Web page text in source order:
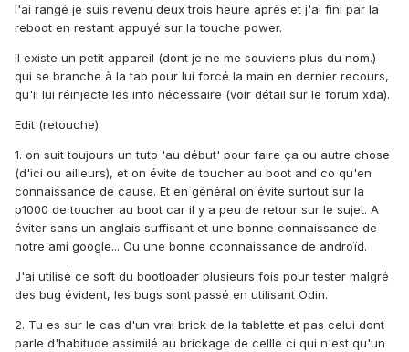
l'ai rangé je suis revenu deux trois heure après et j'ai fini par la
reboot en restant appuyé sur la touche power.
Il existe un petit appareil (dont je ne me souviens plus du nom.)
qui se branche à la tab pour lui forcé la main en dernier recours,
qu'il lui réinjecte les info nécessaire (voir détail sur le forum xda).
Edit (retouche):
1. on suit toujours un tuto 'au début' pour faire ça ou autre chose
(d'ici ou ailleurs), et on évite de toucher au boot and co qu'en
connaissance de cause. Et en général on évite surtout sur la
p1000 de toucher au boot car il y a peu de retour sur le sujet. A
éviter sans un anglais suffisant et une bonne connaissance de
notre ami google... Ou une bonne cconnaissance de androïd.
J'ai utilisé ce soft du bootloader plusieurs fois pour tester malgré
des bug évident, les bugs sont passé en utilisant Odin.
2. Tu es sur le cas d'un vrai brick de la tablette et pas celui dont
parle d'habitude assimilé au brickage de cellle ci qui n'est qu'un